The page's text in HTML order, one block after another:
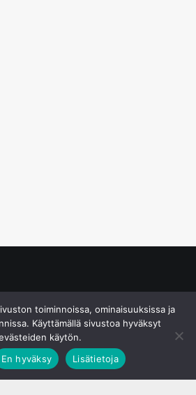
toiminnoissa, ominaisuuksissa ja
Käyttämällä sivustoa hyväksyt
käytön.
En hyväksy Lisätietoja